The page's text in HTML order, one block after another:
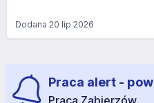
Dodana 20 lip 2026
Praca alert -
Praca Zabierzów